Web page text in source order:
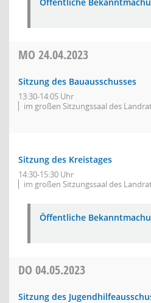
MO 24.04.2023
Sitzung des Bauausschusses
13:30-14:05 Uhr
im großen Sitzungssaal des
Sitzung des Kreistages
14:30-15:30 Uhr
im großen Sitzungssaal des
Öffentliche
DO 04.05.2023
Sitzung des